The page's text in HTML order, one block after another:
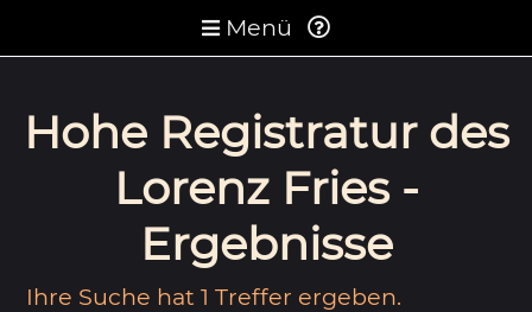
Menü
Hohe Registratur des
Lorenz Fries -
Ergebnisse
Ihre Suche hat 1 Treffer ergeben.